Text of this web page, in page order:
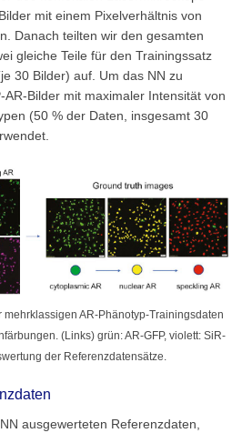
mit einem Pixelverhältnis von
Danach teilten wir den gesamten
gleiche Teile für den Trainingssatz
30 Bilder) auf. Um das NN zu
Bilder mit maximaler Intensität von
(50 % der Daten, insgesamt 30
AR-Phänotyp-Trainingsdaten
(Links) grün: AR-GFP, violett: SiR-
der Referenzdatensätze.
ausgewerteten Referenzdaten,